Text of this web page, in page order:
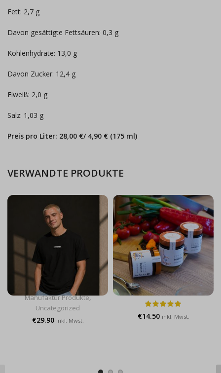
Fett: 2,7 g
Davon gesättigte Fettsäuren: 0,3 g
Kohlenhydrate: 13,0 g
Davon Zucker: 12,4 g
Eiweiß: 2,0 g
Salz: 1,03 g
Preis pro Liter: 28,00 €/ 4,90 € (175 ml)
VERWANDTE PRODUKTE
La Cocina T-
Manufaktur Produkte,
Uncategorized
€29.90 inkl. Mwst.
Grillsaucen Set
Manufaktur Produkte
Uncategorized
€14.50 inkl. Mwst.